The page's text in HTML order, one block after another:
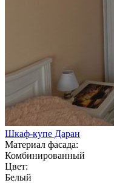
Шкаф-купе Даран
Материал фасада:
Комбинированный
Цвет:
Белый